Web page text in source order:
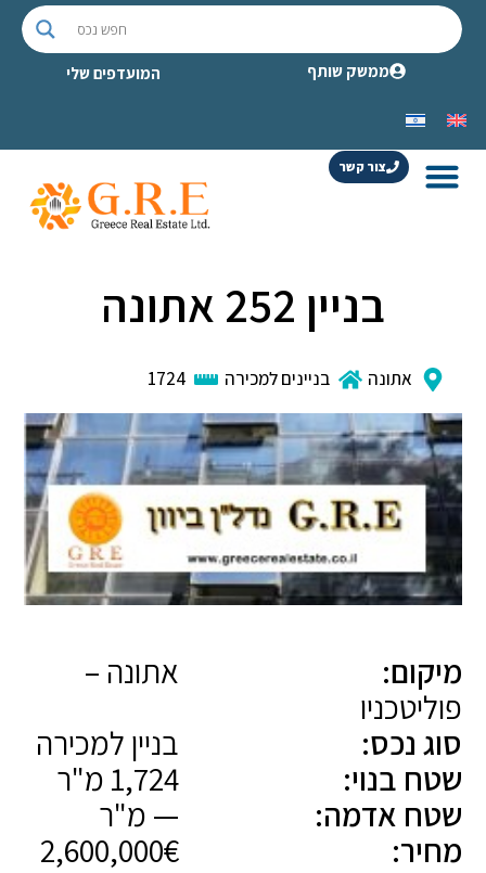
ממשק שותף המועדפים שלי
צור קשר
בניין 252 אתונה
אתונה בניינים למכירה 1724
מיקום:
אתונה –
פוליטכניו
סוג נכס:
בניין למכירה
שטח בנוי:
1,724 מ"ר
שטח אדמה:
— מ"ר
מחיר:
2,600,000€